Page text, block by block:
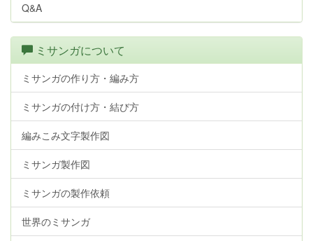
Q&A
ミサンガについて
ミサンガの作り方・編み方
ミサンガの付け方・結び方
編みこみ文字製作図
ミサンガ製作図
ミサンガの製作依頼
世界のミサンガ